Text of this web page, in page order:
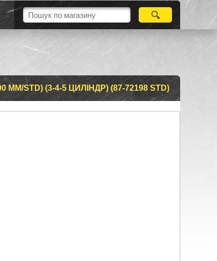
STD) (3-4-5 ЦИЛІНДР) (87-72198 STD)